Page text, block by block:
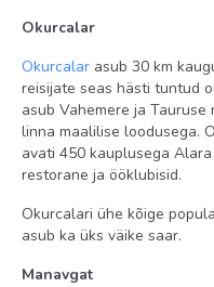
föön: olemas
rõdu
minibaar tasuta (vesi,
tasuta)
hommikumantel
televiisor: olemas
Okurcalar
Okurcalar asub 30 km
reisijate seas hästi tuntud
asub Vahemere ja
linna maalilise loodusega.
avati 450 kauplusega
restorane ja ööklubisid.
Okurcalari ühe kõige
asub ka üks väike saar.
Manavgat